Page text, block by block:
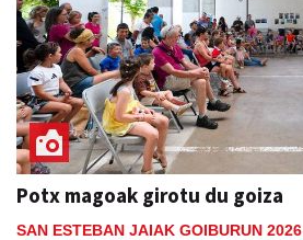
Potx magoak girotu du goiza
SAN ESTEBAN JAIAK GOIBURUN 2026